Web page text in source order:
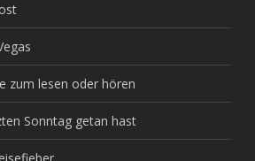
zum lesen oder hören
Sonntag getan hast